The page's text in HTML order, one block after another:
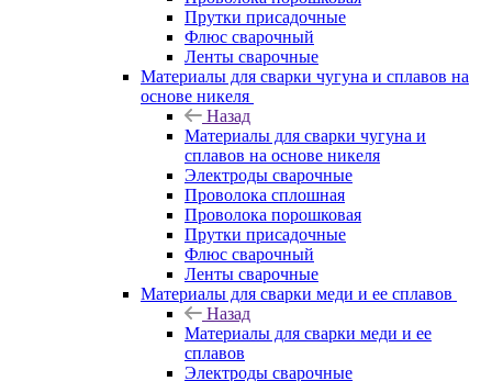
Прутки присадочные
Флюс сварочный
Ленты сварочные
Материалы для сварки чугуна и сплавов на
основе никеля
Назад
Материалы для сварки чугуна и
сплавов на основе никеля
Электроды сварочные
Проволока сплошная
Проволока порошковая
Прутки присадочные
Флюс сварочный
Ленты сварочные
Материалы для сварки меди и ее сплавов
Назад
Материалы для сварки меди и ее
сплавов
Электроды сварочные